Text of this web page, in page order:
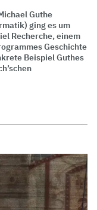
Guthe
ging es um
Recherche, einem
Geschichte
Beispiel Guthes